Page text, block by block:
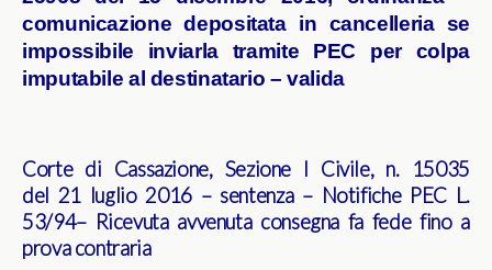
comunicazione depositata in cancelleria se
impossibile inviarla tramite PEC per colpa
imputabile al destinatario – valida
Corte di Cassazione, Sezione I Civile, n. 15035
del 21 luglio 2016 – sentenza – Notifiche PEC L.
53/94– Ricevuta avvenuta consegna fa fede fino a
prova contraria